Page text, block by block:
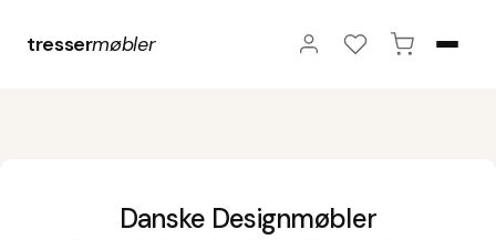
tressermøbler
Danske Designmøbler